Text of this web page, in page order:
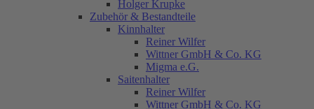
Holger Krupke
Zubehör & Bestandteile
Kinnhalter
Reiner Wilfer
Wittner GmbH & Co. KG
Migma e.G.
Saitenhalter
Reiner Wilfer
Wittner GmbH & Co. KG